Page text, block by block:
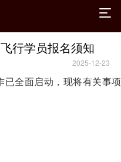
行学员报名须知
2025-12-23
全面启动，现将有关事项